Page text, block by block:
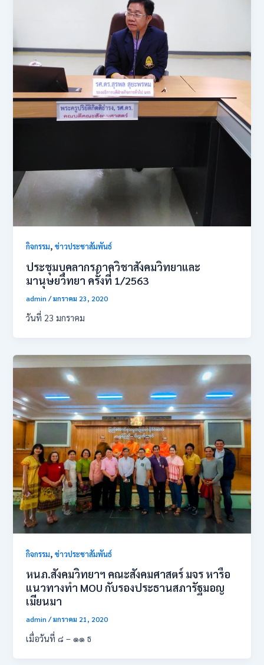
กิจกรรม,ข่าวประชาสัมพันธ์
ประชุมบุคลากรภาควิชาสังคมวิทยาและ
มานุษยวิทยา ครั้งที่ 1/2563
admin/มกราคม 23, 2020
วันที่​ 23​ มกราคม​
กิจกรรม ,ข่าวประชาสัมพันธ์
หนภ.สังคมวิทยาฯ คณะสังคมศาสตร์ มจร หารือ
แนวทางทำ MOU กับรองประธานสภารัฐมอญ
เมียนมา
admin/มกราคม 21, 2020
เมื่อวันที่ ๘ – ๑๑ ธ